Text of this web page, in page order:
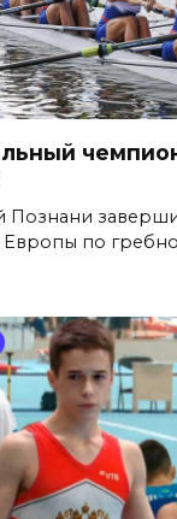
Познани
Европы по